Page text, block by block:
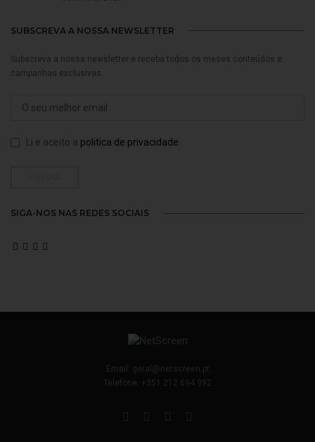
SUBSCREVA A NOSSA NEWSLETTER
Subscreva a nossa newsletter e receba todos os meses conteúdos e
campanhas exclusivas.
Li e aceito a politica de privacidade
SIGA-NOS NAS REDES SOCIAIS
Email:
geral@netscreen.pt
Telefone:
+351 212 694 992